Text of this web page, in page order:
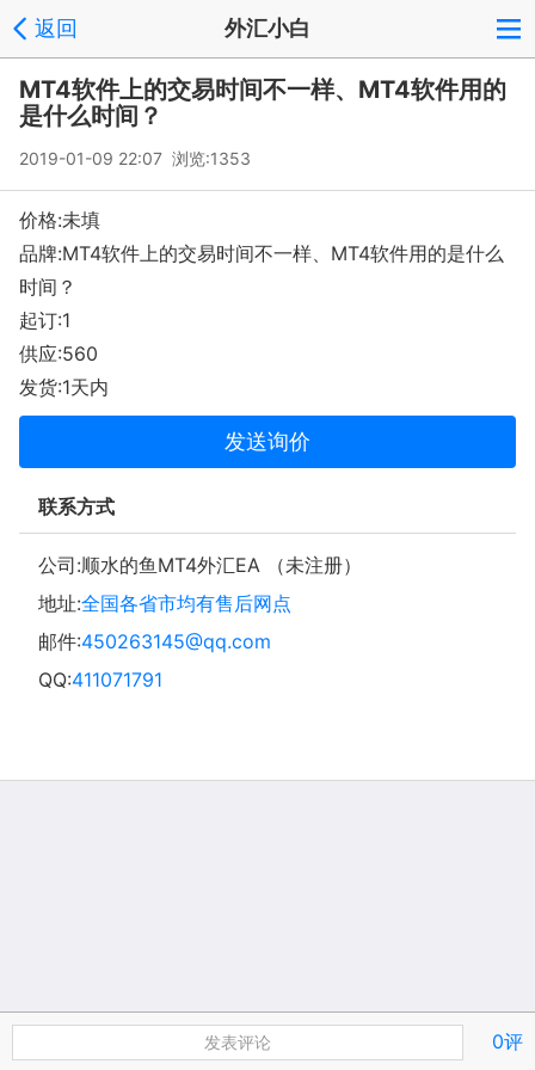
返回 外汇小白
MT4软件上的交易时间不一样、MT4软件用的
是什么时间？
2019-01-09 22:07 浏览:1353
价格:未填
品牌:MT4软件上的交易时间不一样、MT4软件用的是什么
时间？
起订:1
供应:560
发货:1天内
发送询价
联系方式
公司:顺水的鱼MT4外汇EA （未注册）
地址:全国各省市均有售后网点
邮件:450263145@qq.com
QQ:411071791
发表评论 0评